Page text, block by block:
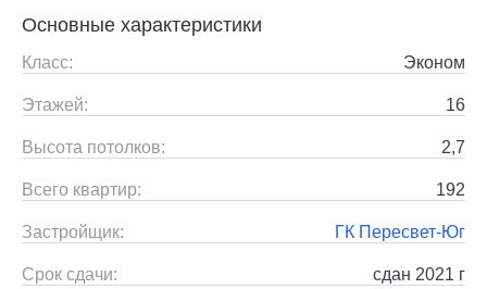
Основные характеристики
Класс: Эконом
Этажей: 16
Высота потолков: 2,7
Всего квартир: 192
Застройщик: ГК Пересвет-Юг
Срок сдачи: сдан 2021 г